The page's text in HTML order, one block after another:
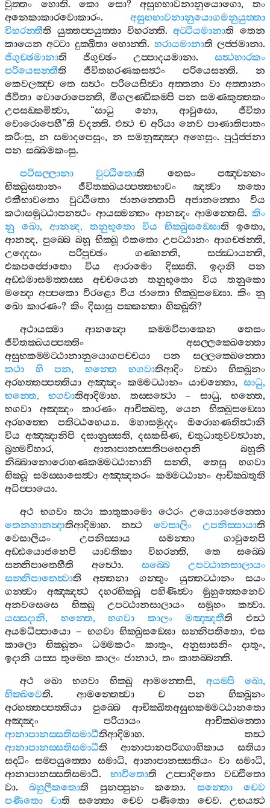
වුත‍්තං හොති.කො සො?අසුභභාවනානුයොගො,තං
අනෙකාකාරවොකාරං. අසුභභාවනානුයොගමනුයුත‍්තා
විහරන‍්තීති යුත‍්තප‍්පයුත‍්තා විහරන‍්ති.අට‍්ටීයමානාති තෙන
කායෙන අට‍්ටා දුක‍්ඛිතා හොන‍්ති. හරායමානාති ලජ‍්ජමානා.
ජිගුච‍්ඡමානාති ජිගුච‍්ඡං උප‍්පාදයමානා.සත්‍ථහාරකං
පරියෙසන‍්තීති ජීවිතහරණකසත්‍ථං පරියෙසන‍්ති. න
කෙවලඤ‍්ච තෙ සත්‍ථං පරියෙසිත්‍වා අත‍්තනා වා අත‍්තානං
ජීවිතා වොරොපෙන‍්ති, මිගලණ‍්ඩිකම‍්පි පන සමණකුත‍්තකං
උපසඞ‍්කමිත්‍වා, “සාධු නො, ආවුසො, ජීවිතා
වොරොපෙහී”ති වදන‍්ති.එත්‍ථ ච අරියා නෙව පාණාතිපාතං
කරිංසු,න සමාදපෙසුං, න සමනුඤ‍්ඤා අහෙසුං.පුථුජ‍්ජනා
පන සබ‍්බමකංසු.
පටිසල‍්ලානා
වුට‍්ඨිතොති තෙසං
පඤ‍්චන‍්නං
භික‍්ඛුසතානං
ජීවිතක‍්ඛයප‍්පත‍්තභාවං ඤත්‍වා
තතො
එකීභාවතො
වුට‍්ඨිතො ජානන‍්තොපි අජානන‍්තො
විය
කථාසමුට‍්ඨාපනත්‍ථං ආයස‍්මන‍්තං ආනන්‍දං ආමන‍්තෙසි. කිං
නු
ඛො, ආනන්‍ද, තනුභූතො විය භික‍්ඛුසඞ‍්ඝොති ඉතො,
ආනන්‍ද, පුබ‍්බෙ බහූ භික‍්ඛූ එකතො උපට‍්ඨානං ආගච‍්ඡන‍්ති,
උද‍්දෙසං
පරිපුච‍්ඡං ගණ‍්හන‍්ති,සජ‍්ඣායන‍්ති,
එකපජ‍්ජොතො
විය ආරාමො දිස‍්සති. ඉදානි
පන
අඩ‍්ඪමාසමත‍්තස‍්ස
අච‍්චයෙන තනුභූතො විය
තනුකො
මන්‍දො අප‍්පකො විරළො විය ජාතො භික‍්ඛුසඞ‍්ඝො.කිං නු
ඛො කාරණං? කිං දිසාසු පක‍්කන‍්තා භික‍්ඛූති?
අථායස‍්මා
ආනන්‍දො කම‍්මවිපාකෙන
තෙසං
ජීවිතක‍්ඛයප‍්පත‍්තිං
අසල‍්ලක‍්ඛෙන‍්තො
අසුභකම‍්මට‍්ඨානානුයොගපච‍්චයා
පන
සල‍්ලක‍්ඛෙන‍්තො
තථා
හි පන,භන‍්තෙ භගවාතිආදිං වත්‍වා
භික‍්ඛූනං
අරහත‍්තප‍්පත‍්තියා අඤ‍්ඤං කම‍්මට‍්ඨානං යාචන‍්තො, සාධු,
භන‍්තෙ,භගවාතිආදිමාහ. තස‍්සත්‍ථො– සාධු,භන‍්තෙ,
භගවා
අඤ‍්ඤං කාරණං ආචික‍්ඛතු,යෙන
භික‍්ඛුසඞ‍්ඝො
අරහත‍්තෙ
පතිට‍්ඨහෙය්‍ය. මහාසමුද‍්දං
ඔරොහණතිත්‍ථානි
විය අඤ‍්ඤානිපි දසානුස‍්සති, දසකසිණ, චතුධාතුවවත්‍ථාන,
බ්‍රහ‍්මවිහාර, ආනාපානස‍්සතිපභෙදානි
බහූනි
නිබ‍්බානොරොහණකම‍්මට‍්ඨානානි
සන‍්ති, තෙසු
භගවා
භික‍්ඛූ සමස‍්සාසෙත්‍වා අඤ‍්ඤතරං කම‍්මට‍්ඨානං ආචික‍්ඛතූති
අධිප‍්පායො.
අථ භගවා තථා කාතුකාමො ථෙරං උය්‍යොජෙන‍්තො
තෙනහානන්‍දාතිආදිමාහ.තත්‍ථ වෙසාලිං උපනිස‍්සායාති
වෙසාලියං
උපනිස‍්සාය සමන‍්තා
ගාවුතෙපි
අඩ‍්ඪයොජනෙපි
යාවතිකා විහරන‍්ති, තෙ
සබ‍්බෙ
සන‍්නිපාතෙහීති
අත්‍ථො. සබ‍්බෙ
උපට‍්ඨානසාලායං
සන‍්නිපාතෙත්‍වාති අත‍්තනා ගන‍්තුං යුත‍්තට‍්ඨානං
සයං
ගන‍්ත්‍වා
අඤ‍්ඤත්‍ථ දහරභික‍්ඛූ පහිණිත්‍වා
මුහුත‍්තෙනෙව
අනවසෙසෙ
භික‍්ඛූ උපට‍්ඨානසාලායං සමූහං කත්‍වා.
යස‍්සදානි, භන‍්තෙ,භගවා කාලං මඤ‍්ඤතීති
එත්‍ථ
අයමධිප‍්පායො – භගවා භික‍්ඛුසඞ‍්ඝො සන‍්නිපතිතො,එස
කාලො
භික‍්ඛූනං ධම‍්මකථං කාතුං, අනුසාසනිං දාතුං,
ඉදානි යස‍්ස තුම‍්හෙ කාලං ජානාථ, තං කාතබ‍්බන‍්ති.
අථ
ඛො භගවා භික‍්ඛූ ආමන‍්තෙසි, අයම‍්පි ඛො,
භික‍්ඛවෙති. ආමන‍්තෙත්‍වා ච පන
භික‍්ඛූනං
අරහත‍්තප‍්පත‍්තියා
පුබ‍්බෙ
ආචික‍්ඛිතඅසුභකම‍්මට‍්ඨානතො
අඤ‍්ඤං
පරියායං
ආචික‍්ඛන‍්තො
ආනාපානස‍්සතිසමාධීතිආදිමාහ. තත්‍ථ
ආනාපානස‍්සතිසමාධීති ආනාපානපරිග‍්ගාහිකාය
සතියා
සද‍්ධිං සම‍්පයුත‍්තො සමාධි,ආනාපානස‍්සතියං වා සමාධි,
ආනාපානස‍්සතිසමාධි. භාවිතොති උප‍්පාදිතො
වඩ‍්ඪිතො
වා.බහුලීකතොති පුනප‍්පුනං කතො. සන‍්තො
චෙව
පණීතො
චාති සන‍්තො චෙව පණීතො චෙව.උභයත්‍ථ